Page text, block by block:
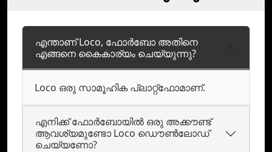
എന്താണ് Loco, ഫോർബോ അതിനെ
എങ്ങനെ കൈകാര്യം ചെയ്യുന്നു?
Loco ഒരു സാമൂഹിക പ്ലാറ്റ്‌ഫോമാണ്‌.
എനിക്ക് ഫോർബോയില്‍ ഒരു അക്കൗണ്ട്
ആവശ്യമുണ്ടോ Loco ഡൌണ്‍ലോഡ്
ചെയ്യണോ?